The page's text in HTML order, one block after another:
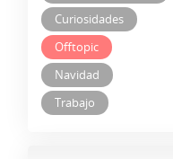
Curiosidades
Offtopic
Navidad
Trabajo